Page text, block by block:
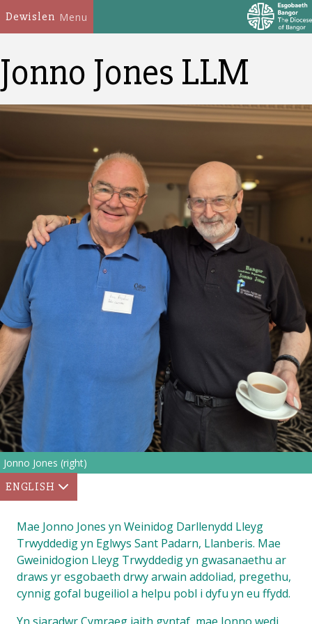
Dewislen Menu
Jonno Jones LLM
Jonno Jones (right)
ENGLISH
Mae Jonno Jones yn Weinidog Darllenydd Lleyg
Trwyddedig yn Eglwys Sant Padarn, Llanberis. Mae
Gweinidogion Lleyg Trwyddedig yn gwasanaethu ar
draws yr esgobaeth drwy arwain addoliad, pregethu,
cynnig gofal bugeiliol a helpu pobl i dyfu yn eu ffydd.